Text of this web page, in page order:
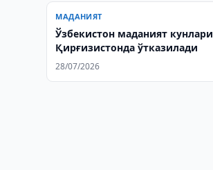
МАДАНИЯТ
Ўзбекистон маданият кунлари
Қирғизистонда ўтказилади
28/07/2026